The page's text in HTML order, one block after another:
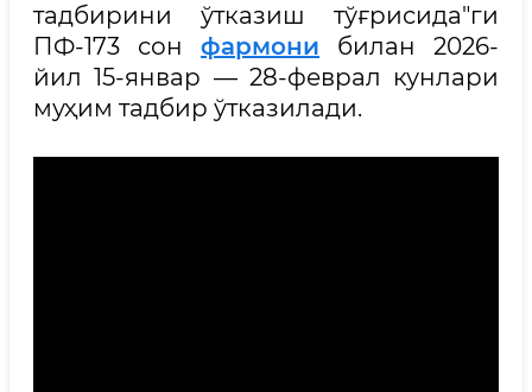
тадбирини ўтказиш тўғрисида"ги
ПФ-173 сон фармони билан 2026-
йил 15-январ — 28-феврал кунлари
муҳим тадбир ўтказилади.